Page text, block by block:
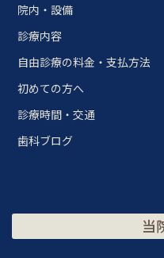
院内・設備
診療内容
自由診療の料金・支払方法
初めての方へ
診療時間・交通
歯科ブログ
当